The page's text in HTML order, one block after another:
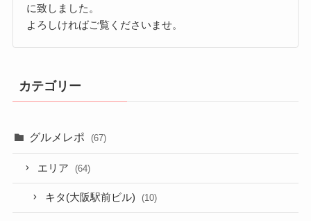
に致しました。
よろしければご覧くださいませ。
カテゴリー
グルメレポ (67)
エリア (64)
キタ(大阪駅前ビル) (10)